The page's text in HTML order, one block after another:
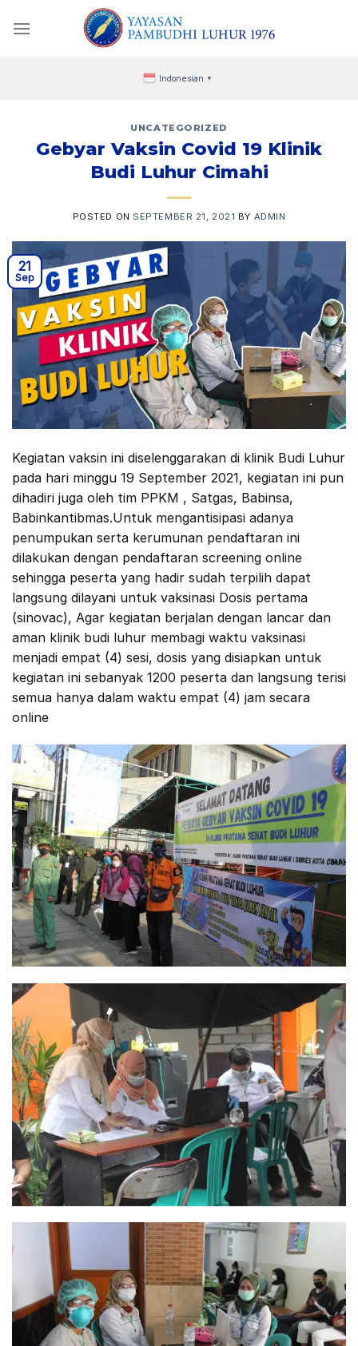
Indonesian ▼
UNCATEGORIZED
Gebyar Vaksin Covid 19 Klinik
Budi Luhur Cimahi
POSTED ON SEPTEMBER 21, 2021 BY ADMIN
21
Sep
Kegiatan vaksin ini diselenggarakan di klinik Budi Luhur
pada hari minggu 19 September 2021, kegiatan ini pun
dihadiri juga oleh tim PPKM , Satgas, Babinsa,
Babinkantibmas.Untuk mengantisipasi adanya
penumpukan serta kerumunan pendaftaran ini
dilakukan dengan pendaftaran screening online
sehingga peserta yang hadir sudah terpilih dapat
langsung dilayani untuk vaksinasi Dosis pertama
(sinovac), Agar kegiatan berjalan dengan lancar dan
aman klinik budi luhur membagi waktu vaksinasi
menjadi empat (4) sesi, dosis yang disiapkan untuk
kegiatan ini sebanyak 1200 peserta dan langsung terisi
semua hanya dalam waktu empat (4) jam secara
online